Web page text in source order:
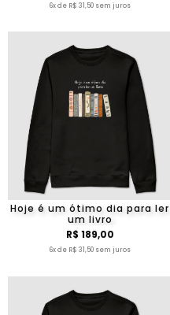
6x de R$ 31,50 sem juros
Hoje é um ótimo dia para ler
um livro
R$ 189,00
6x de R$ 31,50 sem juros